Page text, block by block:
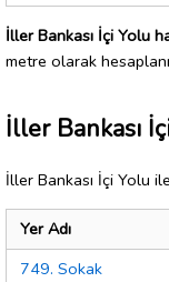
İller Bankası İçi Yolu
metre olarak
İller Bankası
İller Bankası İçi Yolu
Yer Adı
749. Sokak